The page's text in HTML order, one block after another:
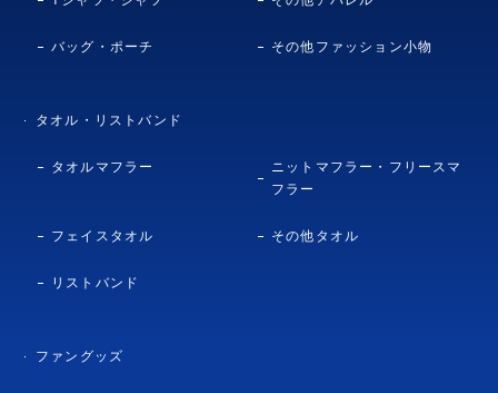
バッグ・ポーチ その他ファッション小物
タオル・リストバンド
タオルマフラー
ニットマフラー・フリースマ
フラー
フェイスタオル その他タオル
リストバンド
ファングッズ